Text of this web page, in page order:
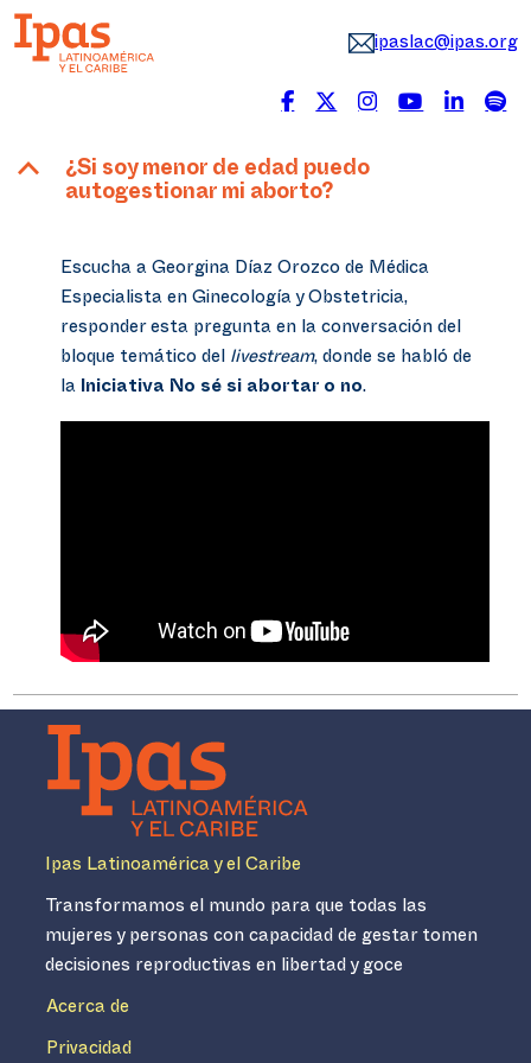
ipaslac@ipas.org
B ¿Si soy menor de edad puedo
autogestionar mi aborto?
Escucha a Georgina Díaz Orozco de Médica
Especialista en Ginecología y Obstetricia,
responder esta pregunta en la conversación del
bloque temático del livestream, donde se habló de
la Iniciativa No sé si abortar o no.
Ipas Latinoamérica y el Caribe
Transformamos el mundo para que todas las
mujeres y personas con capacidad de gestar tomen
decisiones reproductivas en libertad y goce
Acerca de
Privacidad